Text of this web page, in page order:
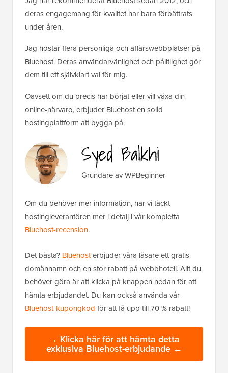
deras engagemang för kvalitet har bara förbättrats
under åren.
Jag hostar flera personliga och affärswebbplatser på
Bluehost. Deras användarvänlighet och pålitlighet gör
dem till ett självklart val för mig.
Oavsett om du precis har börjat eller vill växa din
online-närvaro, erbjuder Bluehost en solid
hostingplattform att bygga på.
Grundare av WPBeginner
Om du behöver mer information, har vi täckt
hostingleverantören mer i detalj i vår kompletta
Bluehost-recension.
Det bästa? Bluehosterbjuder våra läsare ett gratis
domännamn och en stor rabatt på webbhotell. Allt du
behöver göra är att klicka på knappen nedan för att
hämta erbjudandet. Du kan också använda vår
Bluehost-kupongkod för att få upp till 70 % rabatt!
→ Klicka här för att hämta detta
exklusiva Bluehost-erbjudande ←